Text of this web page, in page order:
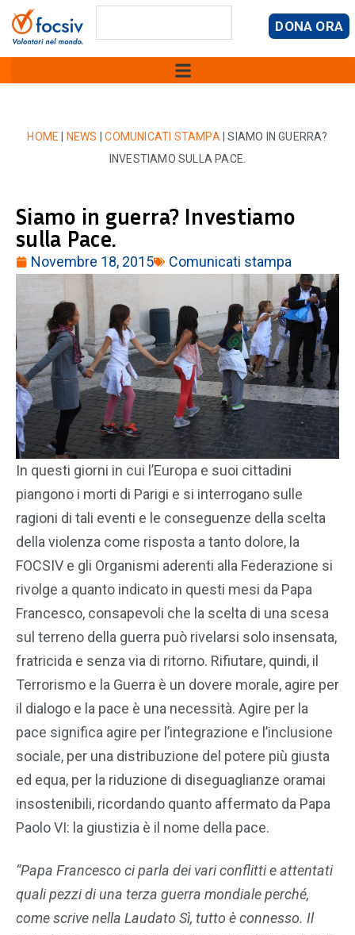
DONA ORA
HOME NEWS |COMUNICATI STAMPA |SIAMO IN GUERRA?
INVESTIAMO SULLA PACE.
Siamo in guerra? Investiamo
sulla Pace.
Novembre 18, 2015 Comunicati stampa
In questi giorni in cui l’Europa e suoi cittadini
piangono i morti di Parigi e si interrogano sulle
ragioni di tali eventi e le conseguenze della scelta
della violenza come risposta a tanto dolore, la
FOCSIV e gli Organismi aderenti alla Federazione si
rivolge a quanto indicato in questi mesi da Papa
Francesco, consapevoli che la scelta di una scesa
sul terreno della guerra può rivelarsi solo insensata,
fratricida e senza via di ritorno. Rifiutare, quindi, il
Terrorismo e la Guerra è un dovere morale, agire per
il dialogo e la pace è una necessità. Agire per la
pace significa agire per l’integrazione e l’inclusione
sociale, per una distribuzione del potere più giusta
ed equa, per la riduzione di diseguaglianze oramai
insostenibili, ricordando quanto affermato da Papa
Paolo VI: la giustizia è il nome della pace.
“Papa Francesco ci parla dei vari conflitti e attentati
quali pezzi di una terza guerra mondiale perché,
come scrive nella Laudato Sì, tutto è connesso. Il